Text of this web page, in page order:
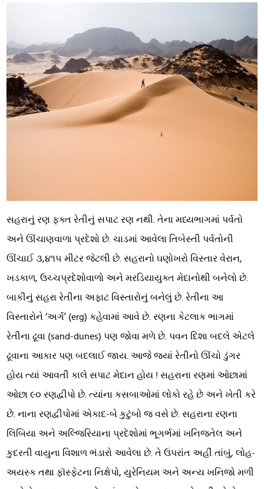
સહરાનું રણ ફક્ત રેતીનું સપાટ રણ નથી. તેના મધ્યભાગમાં પર્વતો
અને ઊંચાણવાળા પ્રદેશો છે. ચાડમાં આવેલા તિબેસ્તી પર્વતોની
ઊંચાઈ ૩,૪૧૫ મીટર જેટલી છે. સહરાનો ઘણોખરો વિસ્તાર વેરાન,
ખડકાળ, ઉચ્ચપ્રદેશોવાળો અને મરડિયાયુક્ત મેદાનોથી બનેલો છે.
બાકીનું સહરા રેતીના અફાટ વિસ્તારોનું બનેલું છે. રેતીના આ
વિસ્તારોને ‘અર્ગ’ (erg) કહેવામાં આવે છે. રણના કેટલાક ભાગમાં
રેતીના ઢૂવા (sand-dunes) પણ જોવા મળે છે. પવન દિશા બદલે એટલે
ઢૂવાના આકાર પણ બદલાઈ જાય. આજે જ્યાં રેતીનો ઊંચો ડુંગર
હોય ત્યાં આવતી કાલે સપાટ મેદાન હોય ! સહરાના રણમાં ઓછામાં
ઓછા ૯૦ રણદ્વીપો છે. ત્યાંના કસબાઓમાં લોકો રહે છે અને ખેતી કરે
છે. નાના રણદ્વીપોમાં એકાદ-બે કુટુંબો જ વસે છે. સહરાના રણના
લિબિયા અને અલ્જિરિયાના પ્રદેશોમાં ભૂગર્ભમાં ખનિજતેલ અને
કુદરતી વાયુના વિશાળ ભંડારો આવેલા છે. તે ઉપરાંત અહીં તાંબું, લોહ-
અયસ્ક તથા ફૉસ્ફેટના નિક્ષેપો, યુરેનિયમ અને અન્ય ખનિજો મળી